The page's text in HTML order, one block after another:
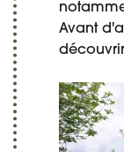
Avant